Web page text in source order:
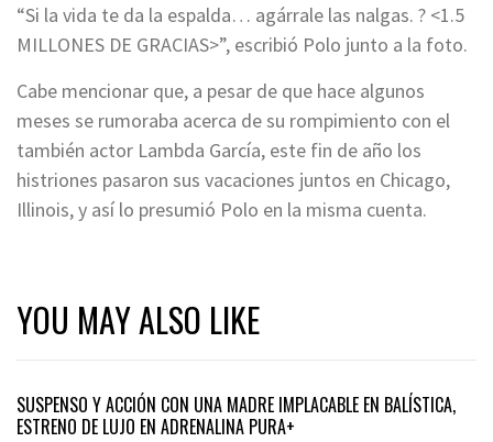
“Si la vida te da la espalda… agárrale las nalgas. ? <1.5
MILLONES DE GRACIAS>”, escribió Polo junto a la foto.
Cabe mencionar que, a pesar de que hace algunos
meses se rumoraba acerca de su rompimiento con el
también actor Lambda García, este fin de año los
histriones pasaron sus vacaciones juntos en Chicago,
Illinois, y así lo presumió Polo en la misma cuenta.
YOU MAY ALSO LIKE
SUSPENSO Y ACCIÓN CON UNA MADRE IMPLACABLE EN BALÍSTICA,
ESTRENO DE LUJO EN ADRENALINA PURA+